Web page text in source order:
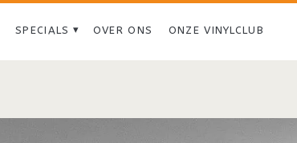
SPECIALS OVER ONS ONZE VINYLCLUB